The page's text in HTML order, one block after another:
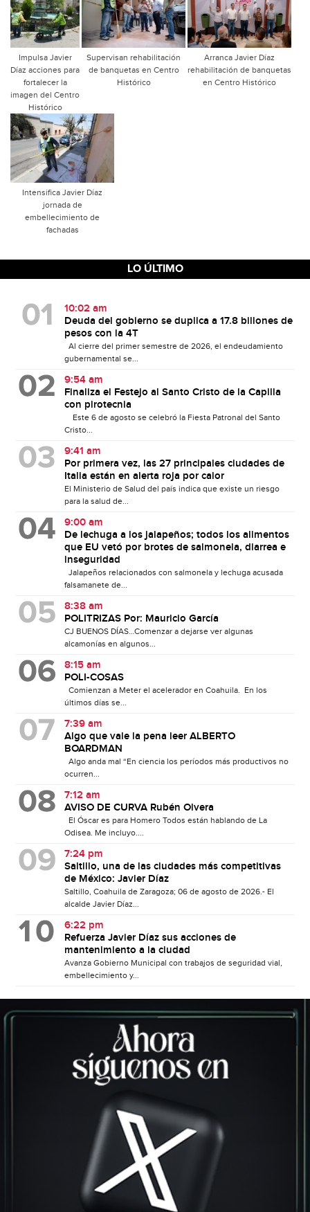
Impulsa Javier
Díaz acciones para
fortalecer la
imagen del Centro
Histórico
Supervisan rehabilitación
de banquetas en Centro
Histórico
Arranca Javier Díaz
rehabilitación de banquetas
en Centro Histórico
Intensifica Javier Díaz
jornada de
embellecimiento de
fachadas
LO ÚLTIMO
10:02 am
Deuda del gobierno se duplica a 17.8 billones de
pesos con la 4T
Al cierre del primer semestre de 2026, el endeudamiento
gubernamental se...
9:54 am
Finaliza el Festejo al Santo Cristo de la Capilla
con pirotecnia
Este 6 de agosto se celebró la Fiesta Patronal del Santo
Cristo...
9:41 am
Por primera vez, las 27 principales ciudades de
Italia están en alerta roja por calor
El Ministerio de Salud del país indica que existe un riesgo
para la salud de...
9:00 am
De lechuga a los jalapeños; todos los alimentos
que EU vetó por brotes de salmonela, diarrea e
inseguridad
Jalapeños relacionados con salmonela y lechuga acusada
falsamanete de...
8:38 am
POLITRIZAS Por: Mauricio García
CJ BUENOS DÍAS…Comenzar a dejarse ver algunas
alcamonías en algunos...
8:15 am
POLI-COSAS
Comienzan a Meter el acelerador en Coahuila. En los
últimos días se...
7:39 am
Algo que vale la pena leer ALBERTO
BOARDMAN
Algo anda mal “En ciencia los períodos más productivos no
ocurren...
7:12 am
AVISO DE CURVA Rubén Olvera
El Óscar es para Homero Todos están hablando de La
Odisea. Me incluyo....
7:24 pm
Saltillo, una de las ciudades más competitivas
de México: Javier Díaz
Saltillo, Coahuila de Zaragoza; 06 de agosto de 2026.- El
alcalde Javier Díaz...
6:22 pm
Refuerza Javier Díaz sus acciones de
mantenimiento a la ciudad
Avanza Gobierno Municipal con trabajos de seguridad vial,
embellecimiento y...